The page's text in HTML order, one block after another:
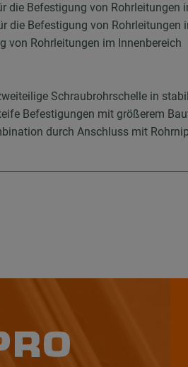
die Befestigung von Rohrleitungen
die Befestigung von Rohrleitungen
von Rohrleitungen im Innenbereich
Schraubrohrschelle in
Befestigungen mit größerem
durch Anschluss mit